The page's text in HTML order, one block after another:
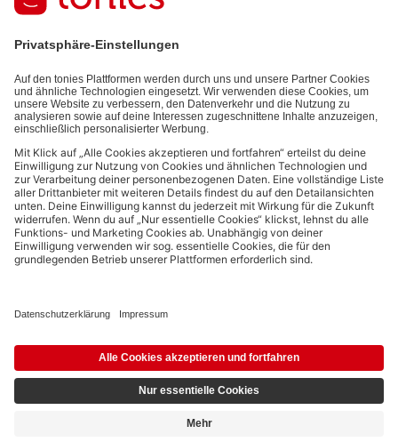
informationen) und den von dir zu Werbezwecken bereitgestellten
Datenschutzbestimmungen.
Bezahlmethoden:
Links zu sozialen Netzwerken
Die Nutzung der Inhalte für Text- und Data-Mining von (generativen) KI
Zusammenhang ausdrücklich vorbehalten und daher verboten.